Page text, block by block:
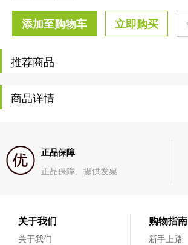
添加至购物车 立即购买
推荐商品
商品详情
正品保障
正品保障、提供发票
关于我们
关于我们
购物指南
新手上路